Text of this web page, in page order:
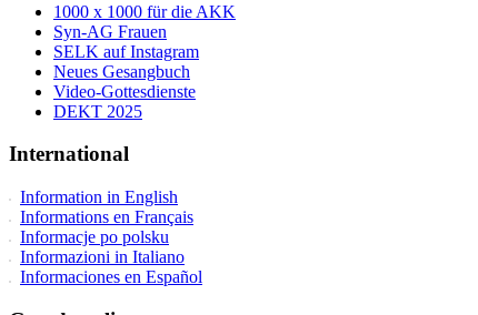
1000 x 1000 für die AKK
Syn-AG Frauen
SELK auf Instagram
Neues Gesangbuch
Video-Gottesdienste
DEKT 2025
International
Information in English
Informations en Français
Informacje po polsku
Informazioni in Italiano
Informaciones en Español